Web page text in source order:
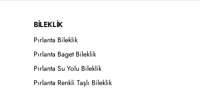
BİLEKLİK
Pırlanta Bileklik
Pırlanta Baget Bileklik
Pırlanta Su Yolu Bileklik
Pırlanta Renkli Taşlı Bileklik